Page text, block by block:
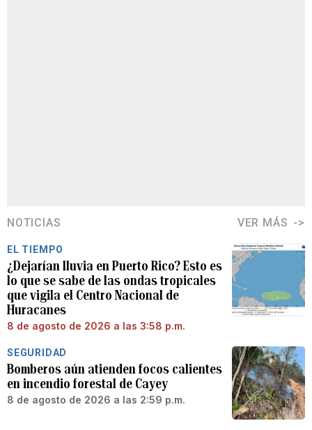
NOTICIAS VER MÁS
EL TIEMPO
¿Dejarían lluvia en Puerto Rico? Esto es
lo que se sabe de las ondas tropicales
que vigila el Centro Nacional de
Huracanes
8 de agosto de 2026 a las 3:58 p.m.
SEGURIDAD
Bomberos aún atienden focos calientes
en incendio forestal de Cayey
8 de agosto de 2026 a las 2:59 p.m.